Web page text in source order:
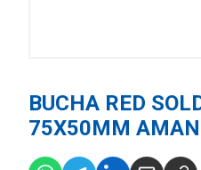
BUCHA RED
75X50MM